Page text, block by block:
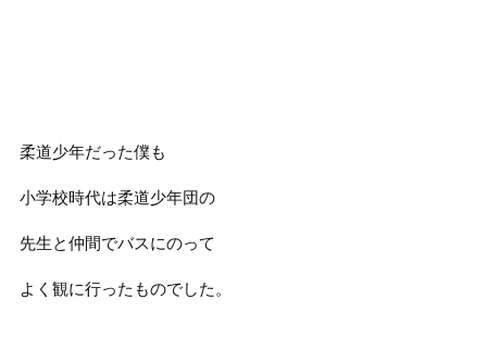
柔道少年だった僕も
小学校時代は柔道少年団の
先生と仲間でバスにのって
よく観に行ったものでした。